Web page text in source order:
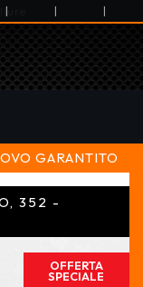
| | |
GARANTITO
352 -
OFFERTA
SPECIALE